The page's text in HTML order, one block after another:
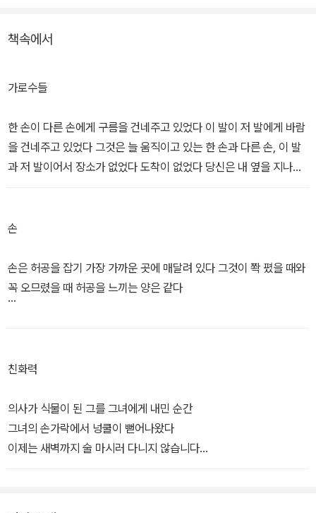
책속에서
가로수들
한 손이 다른 손에게 구름을 건네주고 있었다 이 발이 저 발에게 바람
을 건네주고 있었다 그것은 늘 움직이고 있는 한 손과 다른 손, 이 발
과 저 발이어서 장소가 없었다 도착이 없었다 당신은 내 옆을 지나가
고 있었다 나는 당신의 옆모습이 만족스럽지 않아 반쯤 표정을 숨긴
있는 당신은 더 외로워 보여 그러니 당신은 이봐 이봐, 당신을 돌려세
있었다 제복의 아름다움은 길게 줄을 서는 것 그것은 늘 움직이고 있
는 현상이라서 봄이 왔다 한 손이 다른 손에게 봄을 건네주고 있었다
이 발이 저 발에게 봄을 건네주고 있었다 저 소실점까지!
손
손은 허공을 잡기 가장 가까운 곳에 매달려 있다 그것이 쫙 폈을 때와
꼭 오므렸을 때 허공을 느끼는 양은 같다
내 손에 고인 허공의 감각을 네 손에서 측정하기 위해
악수를 한다 내 손의 온도가 전해져온다
허공이 끈적끈적하게 손바닥에 들러붙는다
손이 몹시 부드럽군요, 라고 말하는 당신의 감각이 내가 느끼는 말이
다
친화력
의사가 식물이 된 그를 그녀에게 내민 순간
그녀의 손가락에서 넝쿨이 뻗어나왔다
이제는 새벽까지 술 마시러 다니지 않습니다
이제는 사람 속 뒤집는 욕설을 하지 않습니다